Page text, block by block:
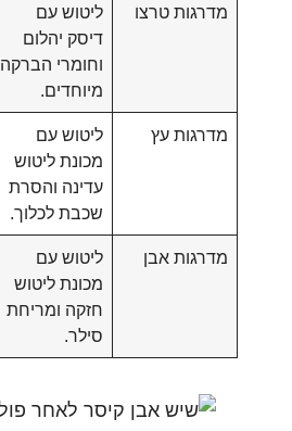
מדרגות טרצו
ליטוש עם
דיסק יהלום
וחומרי הברקה
מיוחדים.
מדרגות עץ
ליטוש עם
מכונת ליטוש
עדינה והסרת
שכבת לכלוך.
מדרגות אבן
ליטוש עם
מכונת ליטוש
חזקה ומריחת
סילר.